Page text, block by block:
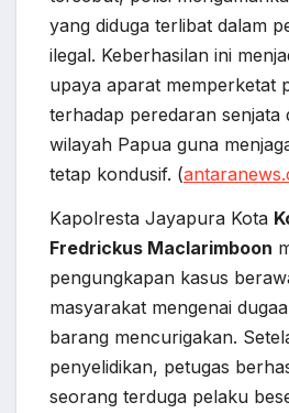
yang diduga terlibat dalam
ilegal. Keberhasilan ini
upaya aparat memperketat
terhadap peredaran senjata
wilayah Papua guna
tetap kondusif. (
Kapolresta Jayapura Kota
Fredrickus Maclarimboon
pengungkapan kasus
masyarakat mengenai
barang mencurigakan.
penyelidikan, petugas
seorang terduga pelaku